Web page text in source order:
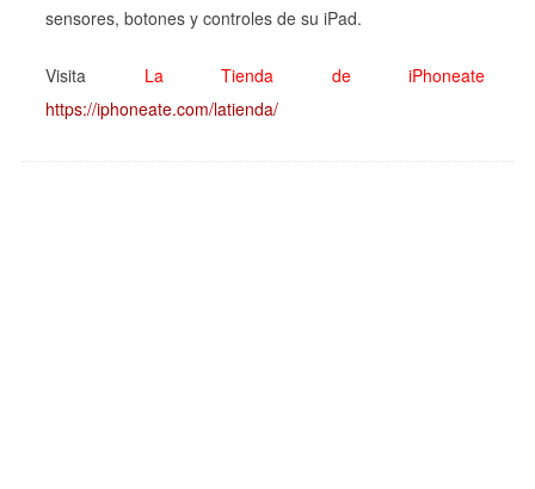
sensores, botones y controles de su iPad.
Visita La Tienda de iPhoneate
https://iphoneate.com/latienda/